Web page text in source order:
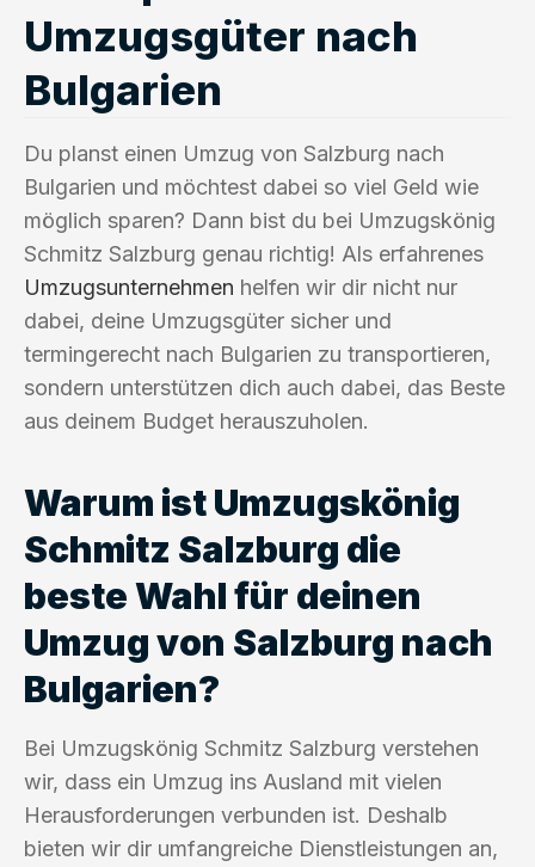
Umzugsgüter nach
Bulgarien
Du planst einen Umzug von Salzburg nach
Bulgarien und möchtest dabei so viel Geld wie
möglich sparen? Dann bist du bei Umzugskönig
Schmitz Salzburg genau richtig! Als erfahrenes
Umzugsunternehmen helfen wir dir nicht nur
dabei, deine Umzugsgüter sicher und
termingerecht nach Bulgarien zu transportieren,
sondern unterstützen dich auch dabei, das Beste
aus deinem Budget herauszuholen.
Warum ist Umzugskönig
Schmitz Salzburg die
beste Wahl für deinen
Umzug von Salzburg nach
Bulgarien?
Bei Umzugskönig Schmitz Salzburg verstehen
wir, dass ein Umzug ins Ausland mit vielen
Herausforderungen verbunden ist. Deshalb
bieten wir dir umfangreiche Dienstleistungen an,